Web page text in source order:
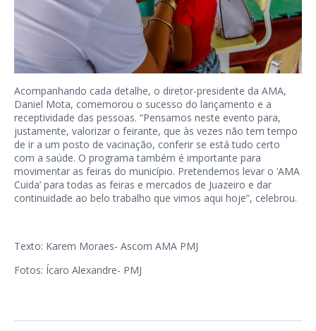
Acompanhando cada detalhe, o diretor-presidente da AMA,
Daniel Mota, comemorou o sucesso do lançamento e a
receptividade das pessoas. “Pensamos neste evento para,
justamente, valorizar o feirante, que às vezes não tem tempo
de ir a um posto de vacinação, conferir se está tudo certo
com a saúde. O programa também é importante para
movimentar as feiras do município. Pretendemos levar o ‘AMA
Cuida’ para todas as feiras e mercados de Juazeiro e dar
continuidade ao belo trabalho que vimos aqui hoje”, celebrou.
Texto: Karem Moraes- Ascom AMA PMJ
Fotos: Ícaro Alexandre- PMJ